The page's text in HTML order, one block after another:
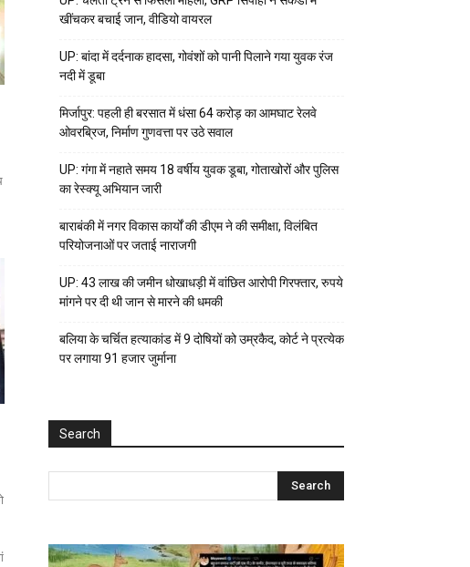
खींचकर बचाई जान, वीडियो वायरल
UP: बांदा में दर्दनाक हादसा, गोवंशों को पानी पिलाने गया युवक रंज
नदी में डूबा
मिर्जापुर: पहली ही बरसात में धंसा 64 करोड़ का आमघाट रेलवे
ओवरब्रिज, निर्माण गुणवत्ता पर उठे सवाल
UP: गंगा में नहाते समय 18 वर्षीय युवक डूबा, गोताखोरों और पुलिस
का रेस्क्यू अभियान जारी
बाराबंकी में नगर विकास कार्यों की डीएम ने की समीक्षा, विलंबित
परियोजनाओं पर जताई नाराजगी
UP: 43 लाख की जमीन धोखाधड़ी में वांछित आरोपी गिरफ्तार, रुपये
मांगने पर दी थी जान से मारने की धमकी
बलिया के चर्चित हत्याकांड में 9 दोषियों को उम्रकैद, कोर्ट ने प्रत्येक
पर लगाया ₹91 हजार जुर्माना
Search